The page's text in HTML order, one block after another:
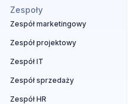
Zespoły
Zespół marketingowy
Zespół projektowy
Zespół IT
Zespół sprzedaży
Zespół HR